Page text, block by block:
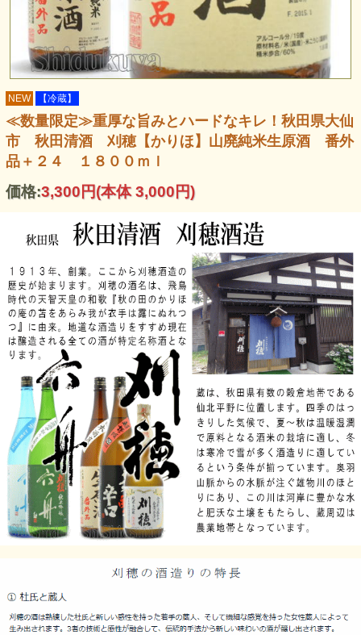
NEW 【冷蔵】
≪数量限定≫重厚な旨みとハードなキレ！秋田県大仙
市 秋田清酒 刈穂【かりほ】山廃純米生原酒 番外
品＋２４ １８００ｍｌ
価格:3,300円(本体 3,000円)